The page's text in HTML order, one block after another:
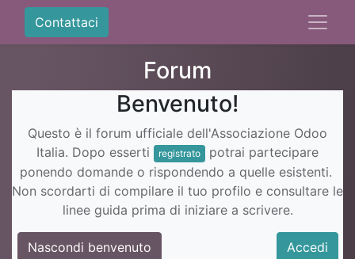
Contattaci
Forum
Benvenuto!
Questo è il forum ufficiale dell'Associazione Odoo
Italia. Dopo esserti
registrato
potrai partecipare
ponendo domande o rispondendo a quelle esistenti.
Non scordarti di compilare il tuo profilo e consultare le
linee guida prima di iniziare a scrivere.
Nascondi benvenuto
Accedi